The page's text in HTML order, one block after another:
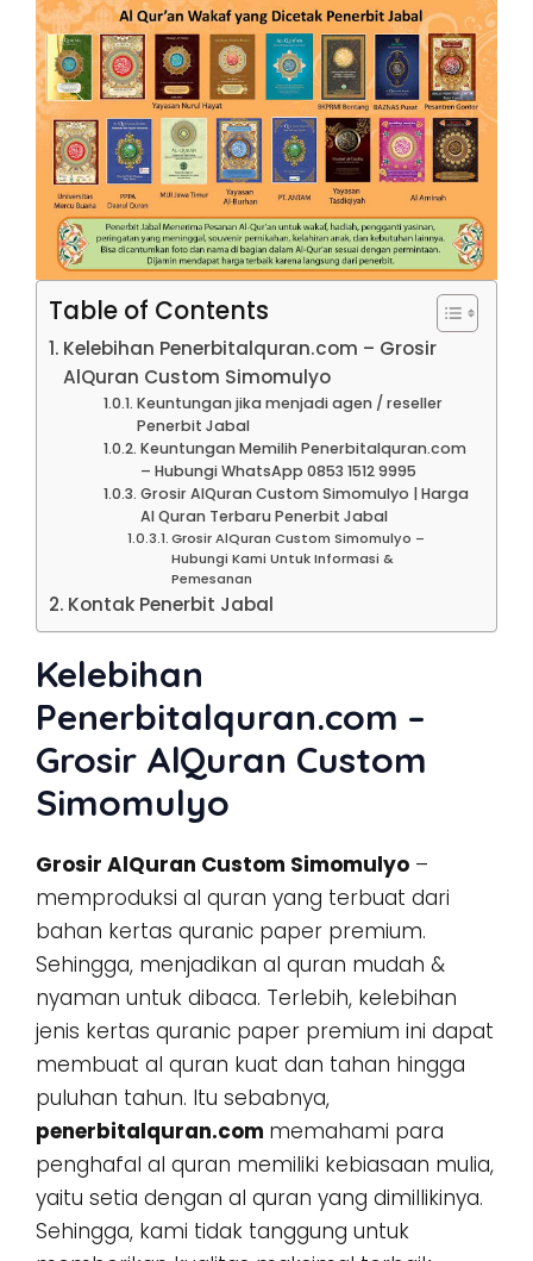
Table of Contents
Kelebihan Penerbitalquran.com – Grosir
AlQuran Custom Simomulyo
Keuntungan jika menjadi agen / reseller
Penerbit Jabal
Keuntungan Memilih Penerbitalquran.com
– Hubungi WhatsApp 0853 1512 9995
Grosir AlQuran Custom Simomulyo | Harga
Al Quran Terbaru Penerbit Jabal
Grosir AlQuran Custom Simomulyo –
Hubungi Kami Untuk Informasi &
Pemesanan
Kontak Penerbit Jabal
Kelebihan
Penerbitalquran.com –
Grosir AlQuran Custom
Simomulyo
Grosir AlQuran Custom Simomulyo –
memproduksi al quran yang terbuat dari
bahan kertas quranic paper premium.
Sehingga, menjadikan al quran mudah &
nyaman untuk dibaca. Terlebih, kelebihan
jenis kertas quranic paper premium ini dapat
membuat al quran kuat dan tahan hingga
puluhan tahun. Itu sebabnya,
penerbitalquran.com memahami para
penghafal al quran memiliki kebiasaan mulia,
yaitu setia dengan al quran yang dimillikinya.
Sehingga, kami tidak tanggung untuk